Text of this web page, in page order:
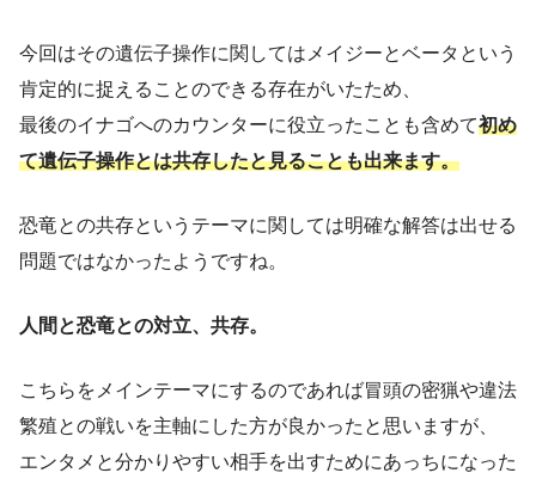
今回はその遺伝子操作に関してはメイジーとベータという
肯定的に捉えることのできる存在がいたため、
最後のイナゴへのカウンターに役立ったことも含めて初め
て遺伝子操作とは共存したと見ることも出来ます。
恐竜との共存というテーマに関しては明確な解答は出せる
問題ではなかったようですね。
人間と恐竜との対立、共存。
こちらをメインテーマにするのであれば冒頭の密猟や違法
繁殖との戦いを主軸にした方が良かったと思いますが、
エンタメと分かりやすい相手を出すためにあっちになった